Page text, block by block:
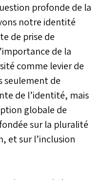
profonde de la
notre identité
de prise de
de la
comme levier de
seulement de
de l’identité, mais
globale de
sur la pluralité
et sur l’inclusion